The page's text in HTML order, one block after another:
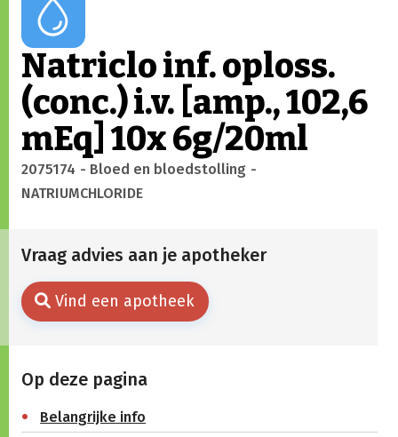
Natriclo inf. oploss.
(conc.) i.v. [amp., 102,6
mEq] 10x 6g/20ml
2075174 - Bloed en bloedstolling -
NATRIUMCHLORIDE
Vraag advies aan je apotheker
Vind een apotheek
Op deze pagina
Belangrijke info